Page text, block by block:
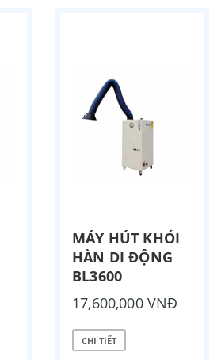
MÁY HÚT KHÓI
HÀN DI ĐỘNG
BL3600
17,600,000 VNĐ
CHI TIẾT